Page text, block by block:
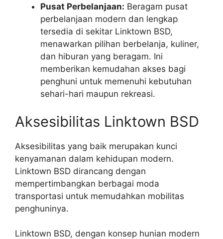
Pusat Perbelanjaan: Beragam pusat
perbelanjaan modern dan lengkap
tersedia di sekitar Linktown BSD,
menawarkan pilihan berbelanja, kuliner,
dan hiburan yang beragam. Ini
memberikan kemudahan akses bagi
penghuni untuk memenuhi kebutuhan
sehari-hari maupun rekreasi.
Aksesibilitas Linktown BSD
Aksesibilitas yang baik merupakan kunci
kenyamanan dalam kehidupan modern.
Linktown BSD dirancang dengan
mempertimbangkan berbagai moda
transportasi untuk memudahkan mobilitas
penghuninya.
Linktown BSD, dengan konsep hunian modern